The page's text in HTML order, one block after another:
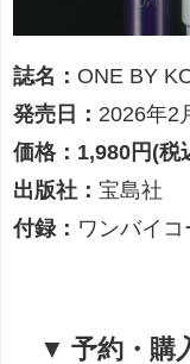
誌名： ONE BY
発売日： 2026年2
価格：1,980円(税
出版社： 宝島社
付録： ワンバイコ
▼ 予約・購